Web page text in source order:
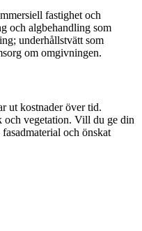
fastighet och
och algbehandling som
underhållstvätt som
om omgivningen.
ut kostnader över tid.
och vegetation. Vill du ge din
och önskat